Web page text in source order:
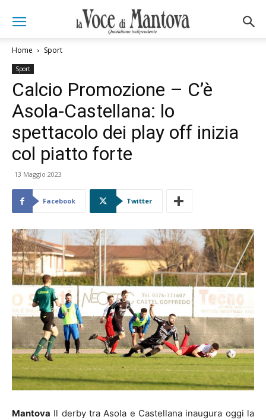
Home Sport
Sport
Calcio Promozione – C’è
Asola-Castellana: lo
spettacolo dei play off inizia
col piatto forte
13 Maggio 2023
Facebook Twitter
Mantova Il derby tra Asola e Castellana inaugura oggi la